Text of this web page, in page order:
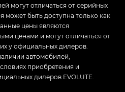
могут отличаться от серийных
может быть доступна только как
цены являются
ценами и могут отличаться от
у официальных дилеров.
автомобилей,
приобретения и
дилеров EVOLUTE.